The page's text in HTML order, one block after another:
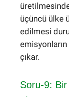
üçüncü ülke
edilmesi
çıkar.
Soru-9: Bir